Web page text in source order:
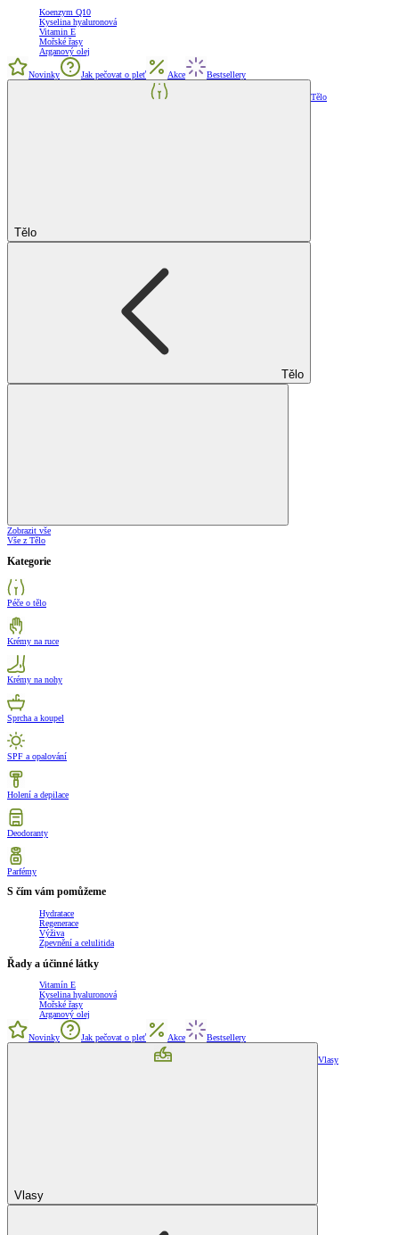
Koenzym Q10
Kyselina hyaluronová
Vitamin E
Mořské řasy
Arganový olej
Novinky Jak pečovat o pleť Akce Bestsellery
Tělo
Tělo
Tělo
Zobrazit vše
Vše z Tělo
Kategorie
Péče o tělo
Krémy na ruce
Krémy na nohy
Sprcha a koupel
SPF a opalování
Holení a depilace
Deodoranty
Parfémy
S čím vám pomůžeme
Hydratace
Regenerace
Výživa
Zpevnění a celulitida
Řady a účinné látky
Vitamín E
Kyselina hyaluronová
Mořské řasy
Arganový olej
Novinky Jak pečovat o pleť Akce Bestsellery
Vlasy
Vlasy